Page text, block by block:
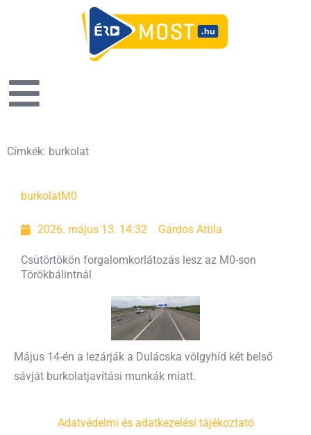
Címkék: burkolat
burkolatM0
2026. május 13. 14:32 Gárdos Attila
Csütörtökön forgalomkorlátozás lesz az M0-son
Törökbálintnál
Május 14-én a lezárják a Dulácska völgyhíd két belső
sávját burkolatjavítási munkák miatt.
Adatvédelmi és adatkezelési tájékoztató